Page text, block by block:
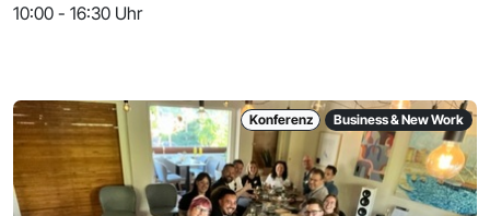
10:00 - 16:30 Uhr
Konferenz Business & New Work